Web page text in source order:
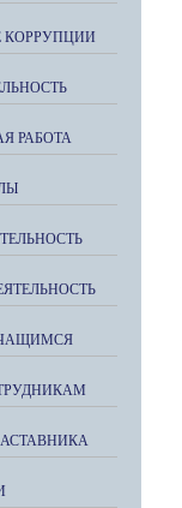
КОРРУПЦИИ
РАБОТА